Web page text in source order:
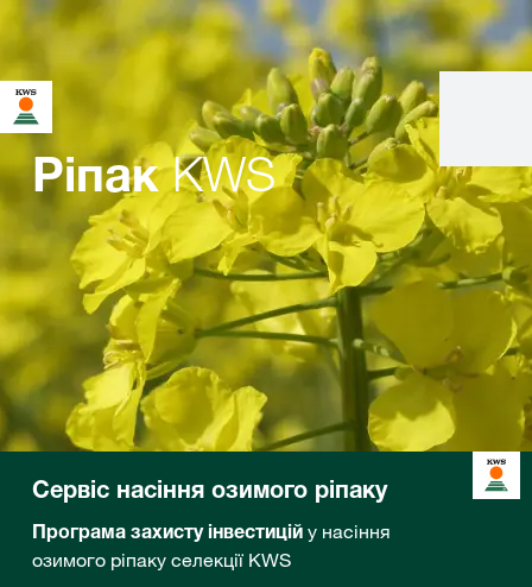
РіпакKWS
Сервіс насіння озимого ріпаку
Програма захисту інвестицій у насіння
озимого ріпаку селекції KWS